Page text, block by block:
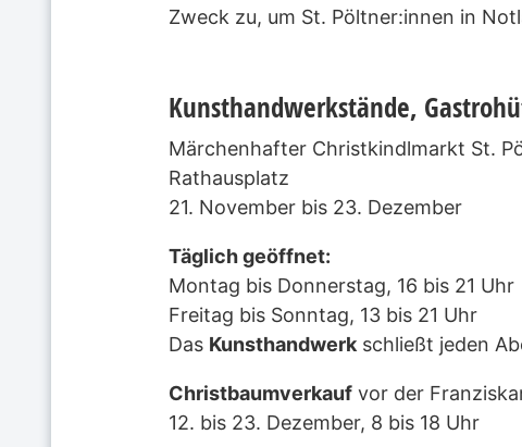
Zweck zu, um St. Pöltner:innen in
Kunsthandwerkstände,
Märchenhafter Christkindlmarkt St.
Rathausplatz
21. November bis 23. Dezember
Täglich geöffnet:
Montag bis Donnerstag, 16 bis 21 Uhr
Freitag bis Sonntag, 13 bis 21 Uhr
Das Kunsthandwerk schließt jeden
Christbaumverkauf vor der
12. bis 23. Dezember, 8 bis 18 Uhr